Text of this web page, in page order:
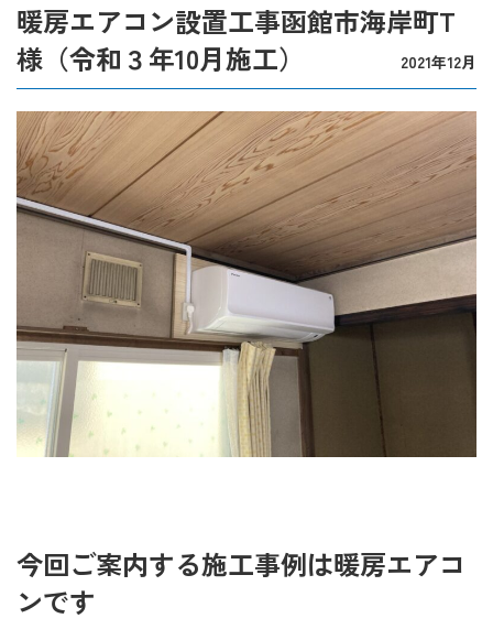
暖房エアコン設置工事函館市海岸町T
様（令和３年10月施工）
2021年12月
今回ご案内する施工事例は暖房エアコ
ンです